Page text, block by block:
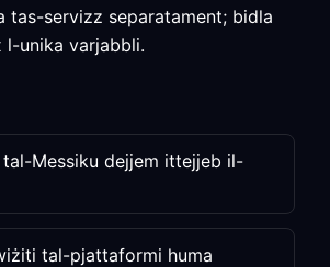
tas-servizz separatament; bidla
unika varjabbli.
tal-Messiku dejjem ittejjeb il-
tal-pjattaformi huma